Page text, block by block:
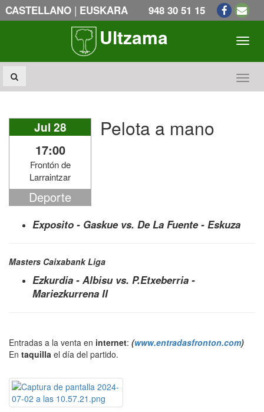
CASTELLANO | EUSKARA 948 30 51 15
Ultzama
Jul 28
17:00
Frontón de
Larraintzar
Deporte
Pelota a mano
Exposito - Gaskue vs. De La Fuente - Eskuza
Masters Caixabank Liga
Ezkurdia - Albisu vs. P.Etxeberria -
Mariezkurrena II
Entradas a la venta en internet: (www.entradasfronton.com)
En taquilla el día del partido.